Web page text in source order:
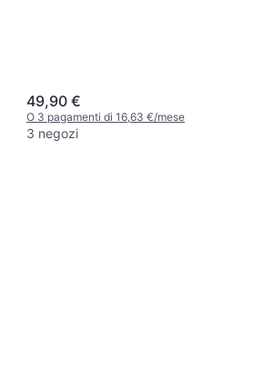
49,90 €
O 3 pagamenti di 16,63 €/mese
3 negozi